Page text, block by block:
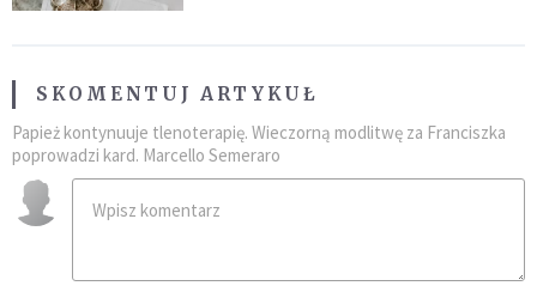
SKOMENTUJ ARTYKUŁ
Papież kontynuuje tlenoterapię. Wieczorną modlitwę za Franciszka
poprowadzi kard. Marcello Semeraro